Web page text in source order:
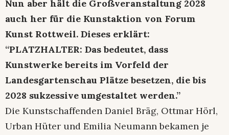
Nun aber hält die Großveranstaltung 2028
auch her für die Kunstaktion von Forum
Kunst Rottweil. Dieses erklärt:
“PLATZHALTER: Das bedeutet, dass
Kunstwerke bereits im Vorfeld der
Landesgartenschau Plätze besetzen, die bis
2028 sukzessive umgestaltet werden.”
Die Kunstschaffenden Daniel Bräg, Ottmar Hörl,
Urban Hüter und Emilia Neumann bekamen je